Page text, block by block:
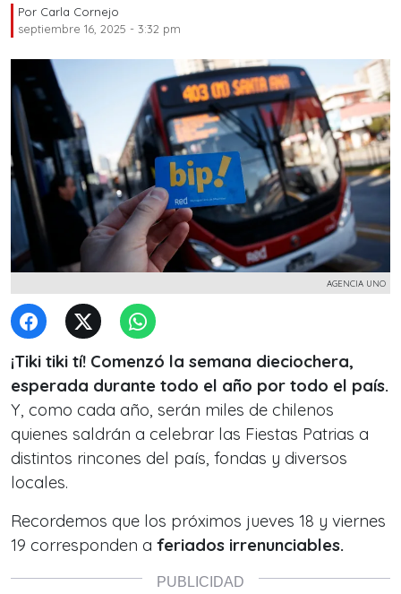
Por Carla Cornejo
septiembre 16, 2025 - 3:32 pm
AGENCIA UNO
¡Tiki tiki tí! Comenzó la semana dieciochera,
esperada durante todo el año por todo el país.
Y, como cada año, serán miles de chilenos
quienes saldrán a celebrar las Fiestas Patrias a
distintos rincones del país, fondas y diversos
locales.
Recordemos que los próximos jueves 18 y viernes
19 corresponden a feriados irrenunciables.